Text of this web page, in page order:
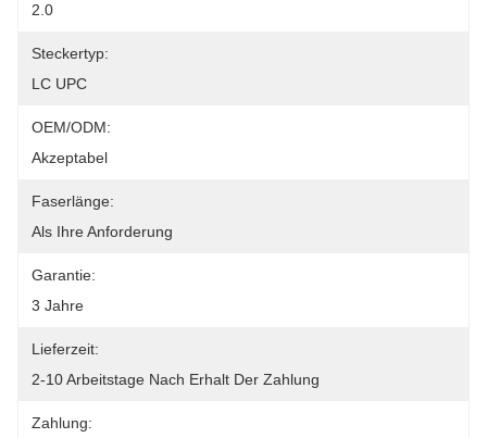
2.0
Steckertyp:
LC UPC
OEM/ODM:
Akzeptabel
Faserlänge:
Als Ihre Anforderung
Garantie:
3 Jahre
Lieferzeit:
2-10 Arbeitstage Nach Erhalt Der Zahlung
Zahlung: